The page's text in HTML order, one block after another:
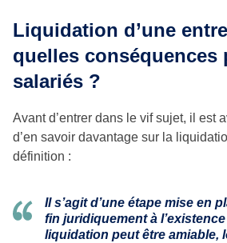
Liquidation d’une
quelles conséquences
salariés ?
Avant d’entrer dans le vif sujet, il est
d’en savoir davantage sur la
définition :
Il s’agit d’une étape mise en
fin juridiquement à
liquidation peut être amiable,